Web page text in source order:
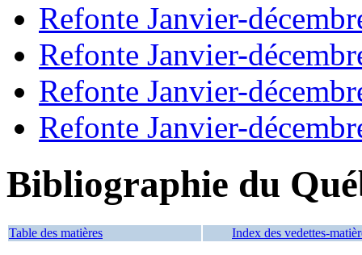
Refonte Janvier-
Refonte Janvier-
Refonte Janvier-
Refonte Janvier-
Bibliographie du
Table des matières Index des vedettes-